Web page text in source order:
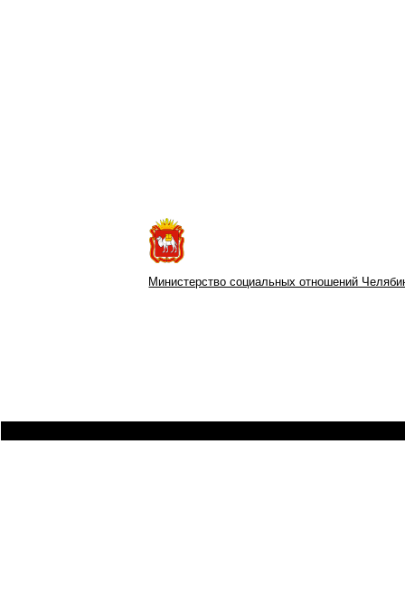
Министерство социальных отношений